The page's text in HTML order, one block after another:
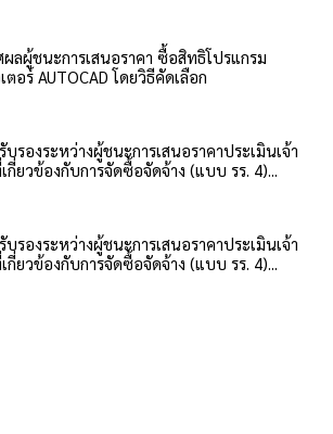
ผลผู้ชนะการเสนอราคา ซื้อสิทธิโปรแกรม
อร์ AUTOCAD โดยวิธีคัดเลือก
บรองระหว่างผู้ชนะการเสนอราคาประเมินเจ้า
กี่ยวข้องกับการจัดซื้อจัดจ้าง (แบบ รร. 4)...
บรองระหว่างผู้ชนะการเสนอราคาประเมินเจ้า
กี่ยวข้องกับการจัดซื้อจัดจ้าง (แบบ รร. 4)...